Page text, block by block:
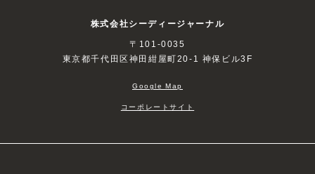
株式会社シーディージャーナル
〒101-0035
東京都千代田区神田紺屋町20-1 神保ビル3F
Google Map
コーポレートサイト